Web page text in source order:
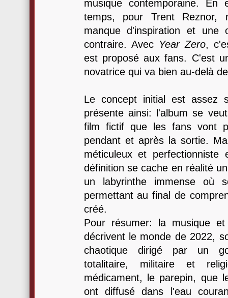
musique contemporaine.
temps, pour Trent
manque d'inspiration et une
contraire. Avec Year Zero,
est proposé aux fans. C'est
novatrice qui va bien au-delà
Le concept initial est assez
présente ainsi: l'album se
film fictif que les fans vont
pendant et après la sortie.
méticuleux et
définition se cache en réalité
un labyrinthe immense où
permettant au final de
créé.
Pour résumer: la musique
décrivent le monde de 2022,
chaotique dirigé par un
totalitaire, militaire et
médicament, le parepin, que
ont diffusé dans l'eau